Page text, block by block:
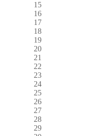
15
16
17
18
19
20
21
22
23
24
25
26
27
28
29